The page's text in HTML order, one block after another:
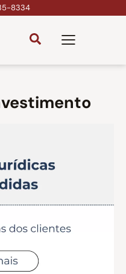
8334